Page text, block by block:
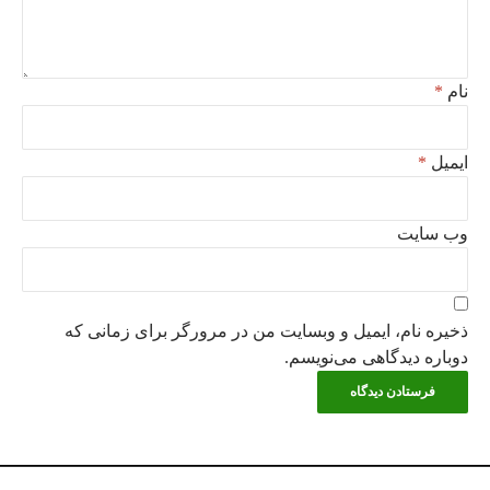
نام *
ایمیل *
وب‌ سایت
ذخیره نام، ایمیل و وبسایت من در مرورگر برای زمانی که
دوباره دیدگاهی می‌نویسم.